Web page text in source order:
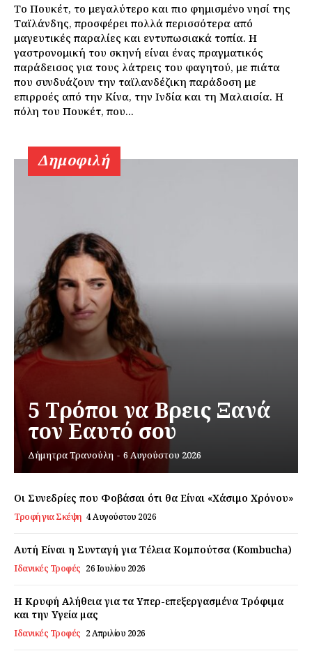
Εγγραφείτε τώρα!
Σχετικά με εμάς
Ο λογαριασμός μου
Επικοινωνία
Το Πουκέτ, το μεγαλύτερο και πιο φημισμένο νησί της
Ταϊλάνδης, προσφέρει πολλά περισσότερα από
μαγευτικές παραλίες και εντυπωσιακά τοπία. Η
γαστρονομική του σκηνή είναι ένας πραγματικός
παράδεισος για τους λάτρεις του φαγητού, με πιάτα
που συνδυάζουν την ταϊλανδέζικη παράδοση με
επιρροές από την Κίνα, την Ινδία και τη Μαλαισία. Η
πόλη του Πουκέτ, που...
Δημοφιλή
5 Τρόποι να Βρεις Ξανά
τον Εαυτό σου
Δήμητρα Τρανούλη - 6 Αυγούστου 2026
Οι Συνεδρίες που Φοβάσαι ότι θα Είναι «Χάσιμο Χρόνου»
Τροφή για Σκέψη 4 Αυγούστου 2026
Αυτή Είναι η Συνταγή για Τέλεια Κομπούτσα (Kombucha)
Ιδανικές Τροφές 26 Ιουλίου 2026
Η Κρυφή Αλήθεια για τα Υπερ-επεξεργασμένα Τρόφιμα
και την Υγεία μας
Ιδανικές Τροφές 2 Απριλίου 2026